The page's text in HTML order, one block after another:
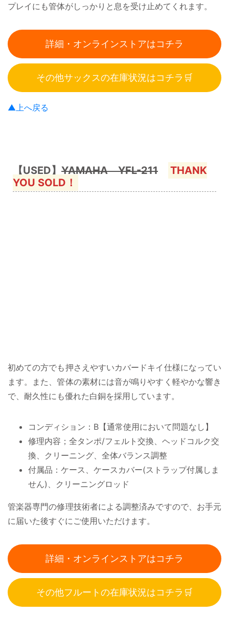
プレイにも管体がしっかりと息を受け止めてくれます。
詳細・オンラインストアはコチラ
その他サックスの在庫状況はコチラ🛒
▲上へ戻る
【USED】 YAMAHA YFL-211
THANK
YOU SOLD！
初めての方でも押さえやすいカバードキイ仕様になってい
ます。また、管体の素材には音が鳴りやすく軽やかな響き
で、耐久性にも優れた白銅を採用しています。
コンディション：B【通常使用において問題なし】
修理内容；全タンポ/フェルト交換、ヘッドコルク交
換、クリーニング、全体バランス調整
付属品：ケース、ケースカバー(ストラップ付属しま
せん)、クリーニングロッド
管楽器専門の修理技術者による調整済みですので、お手元
に届いた後すぐにご使用いただけます。
詳細・オンラインストアはコチラ
その他フルートの在庫状況はコチラ🛒